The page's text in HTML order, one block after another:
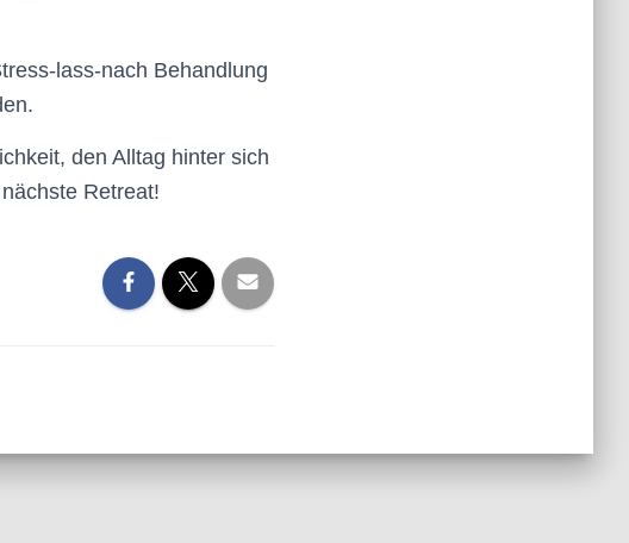
lass-nach Behandlung
den Alltag hinter sich
Retreat!